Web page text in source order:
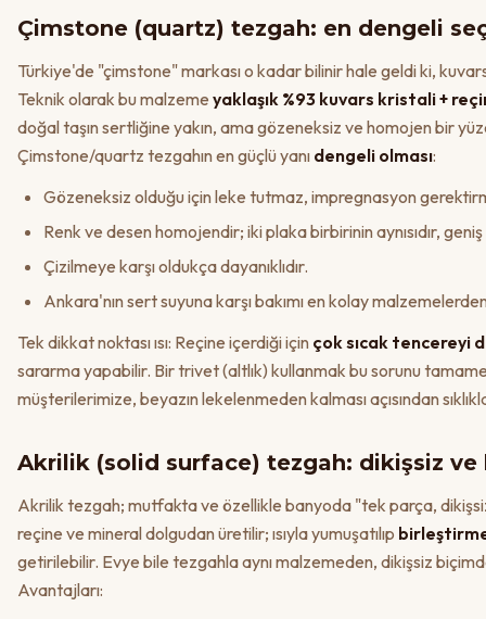
Çimstone (quartz) tezgah: en dengeli
Türkiye'de "çimstone" markası o kadar bilinir hale geldi ki,
Teknik olarak bu malzeme yaklaşık %93 kuvars kristali +
doğal taşın sertliğine yakın, ama gözeneksiz ve homojen bir
Çimstone/quartz tezgahın en güçlü yanı dengeli olması:
Gözeneksiz olduğu için leke tutmaz, impregnasyon
Renk ve desen homojendir; iki plaka birbirinin aynısıdır,
Çizilmeye karşı oldukça dayanıklıdır.
Ankara'nın sert suyuna karşı bakımı en kolay
Tek dikkat noktası ısı: Reçine içerdiği için çok sıcak tencereyi
sararma yapabilir. Bir trivet (altlık) kullanmak bu sorunu
müşterilerimize, beyazın lekelenmeden kalması açısından
Akrilik (solid surface) tezgah: dikişsiz ve
Akrilik tezgah; mutfakta ve özellikle banyoda "tek parça,
reçine ve mineral dolgudan üretilir; ısıyla yumuşatılıp
getirilebilir. Evye bile tezgahla aynı malzemeden, dikişsiz
Avantajları: